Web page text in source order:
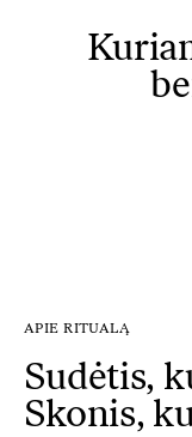
APIE RITUALĄ
Sudėtis,
Skonis,